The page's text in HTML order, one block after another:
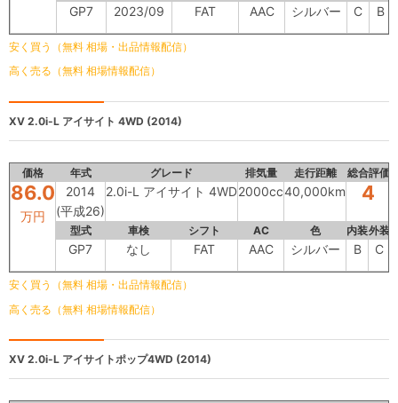
GP7 2023/09 FAT AAC シルバー C B
安く買う（無料 相場・出品情報配信）
高く売る（無料 相場情報配信）
XV 2.0i-L アイサイト 4WD (2014)
価格 年式 グレード 排気量 走行距離 総合評価
86.0
万円
2014
(平成26)
2.0i-L アイサイト 4WD2000cc40,000km 4
型式 車検 シフト AC 色 内装外装
GP7 なし FAT AAC シルバー B C
安く買う（無料 相場・出品情報配信）
高く売る（無料 相場情報配信）
XV 2.0i-L アイサイトポップ4WD (2014)